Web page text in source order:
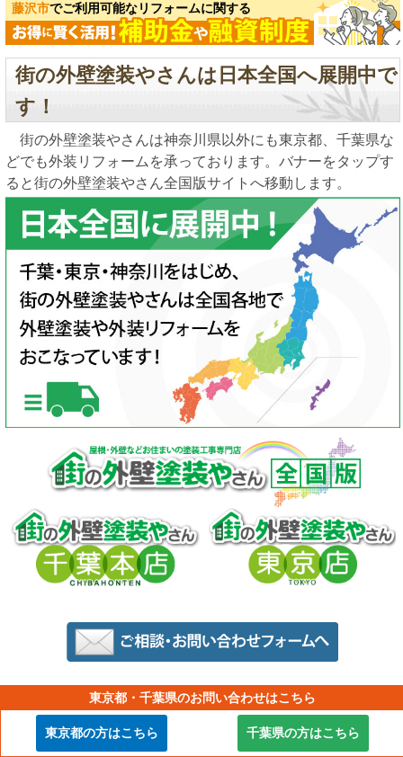
藤沢市でご利用可能なリフォームに関する
街の外壁塗装やさんは日本全国へ展開中で
す！
街の外壁塗装やさんは神奈川県以外にも東京都、千葉県な
どでも外装リフォームを承っております。バナーをタップす
ると街の外壁塗装やさん全国版サイトへ移動します。
このページと共通する工事内容の新着ブ
ログ一覧
東京都・千葉県のお問い合わせはこちら
東京都の方はこちら 千葉県の方はこちら